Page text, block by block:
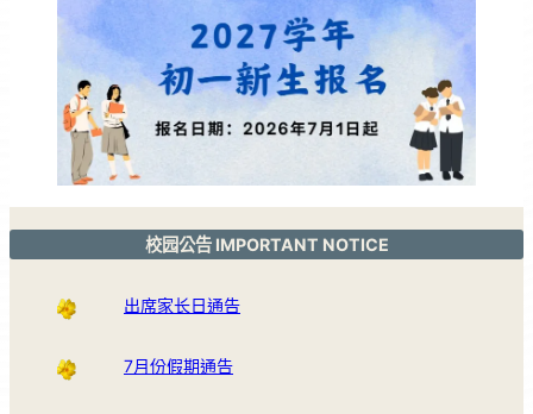
校园公告 IMPORTANT NOTICE
出席家长日通告
7月份假期通告